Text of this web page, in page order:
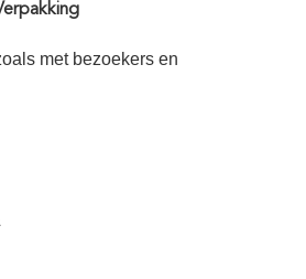
met bezoekers en